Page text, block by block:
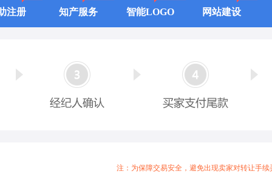
注册 知产服务 智能LOGO 网站建设
注：为保障交易安全，避免出现卖家对转让手